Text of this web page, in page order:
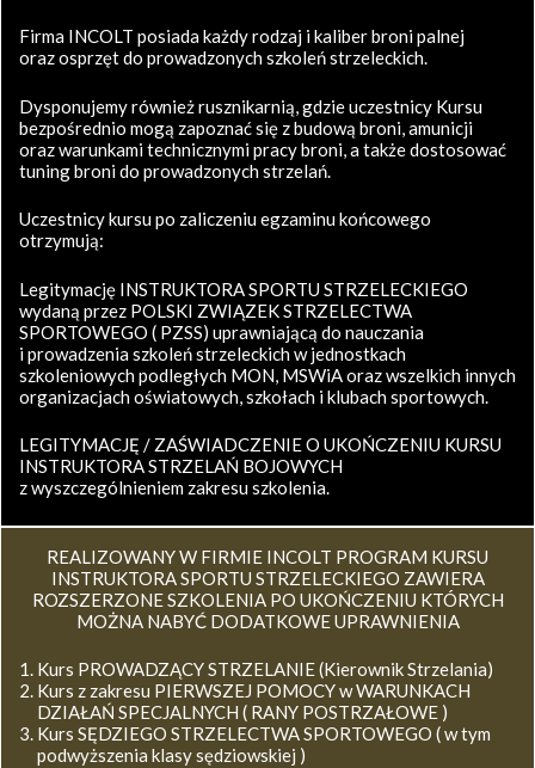
Firma INCOLT posiada każdy rodzaj i kaliber broni palnej
oraz osprzęt do prowadzonych szkoleń strzeleckich.
Dysponujemy również rusznikarnią, gdzie uczestnicy Kursu
bezpośrednio mogą zapoznać się z budową broni, amunicji
oraz warunkami technicznymi pracy broni, a także dostosować
tuning broni do prowadzonych strzelań.
Uczestnicy kursu po zaliczeniu egzaminu końcowego
otrzymują:
Legitymację INSTRUKTORA SPORTU STRZELECKIEGO
wydaną przez POLSKI ZWIĄZEK STRZELECTWA
SPORTOWEGO ( PZSS) uprawniającą do nauczania
i prowadzenia szkoleń strzeleckich w jednostkach
szkoleniowych podległych MON, MSWiA oraz wszelkich innych
organizacjach oświatowych, szkołach i klubach sportowych.
LEGITYMACJĘ / ZAŚWIADCZENIE O UKOŃCZENIU KURSU
INSTRUKTORA STRZELAŃ BOJOWYCH
z wyszczególnieniem zakresu szkolenia.
REALIZOWANY W FIRMIE INCOLT PROGRAM KURSU
INSTRUKTORA SPORTU STRZELECKIEGO ZAWIERA
ROZSZERZONE SZKOLENIA PO UKOŃCZENIU KTÓRYCH
MOŻNA NABYĆ DODATKOWE UPRAWNIENIA
Kurs PROWADZĄCY STRZELANIE (Kierownik Strzelania)
Kurs z zakresu PIERWSZEJ POMOCY w WARUNKACH
DZIAŁAŃ SPECJALNYCH ( RANY POSTRZAŁOWE )
Kurs SĘDZIEGO STRZELECTWA SPORTOWEGO ( w tym
podwyższenia klasy sędziowskiej )